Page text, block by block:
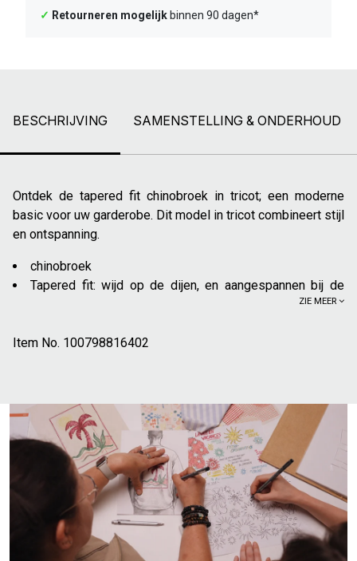
✓ Retourneren mogelijk binnen 90 dagen*
BESCHRIJVING SAMENSTELLING & ONDERHOUD
Ontdek de tapered fit chinobroek in tricot; een moderne
basic voor uw garderobe. Dit model in tricot combineert stijl
en ontspanning.
chinobroek
Tapered fit: wijd op de dijen, en aangespannen bij de
Ritssluiting
25% gerecycled polyester
Deze broek kan gecombineerd worden met een hemd voor
een formele stijl; of met een t-shirt, voor een casual look.
Nette schoenen, of sneakers kunnen de outfit naar gelang
de gelegenheid helemaal afmaken.
Het model meet 1m86 en draagt maat 40.
ZIE MEER
Item No. 100798816402